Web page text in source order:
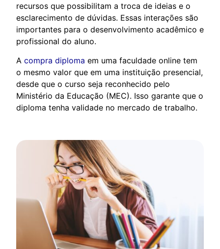
recursos que possibilitam a troca de ideias e o
esclarecimento de dúvidas. Essas interações são
importantes para o desenvolvimento acadêmico e
profissional do aluno.
A compra diploma em uma faculdade online tem
o mesmo valor que em uma instituição presencial,
desde que o curso seja reconhecido pelo
Ministério da Educação (MEC). Isso garante que o
diploma tenha validade no mercado de trabalho.